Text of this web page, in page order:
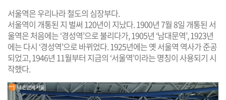
포
털
L
복
사
하
기
게
변
경
하
기
게
변
경
하
기
서울역은 우리나라 철도의 심장부다.
서울역이 개통된 지 벌써 120년이 지났다. 1900년 7월 8일 개통된 서
울역은 처음에는 ‘경성역’으로 불리다가, 1905년 ‘남대문역’, 1923년
에는 다시 ‘경성역’으로 바뀌었다. 1925년에는 옛 서울역 역사가 준공
되었고, 1946년 11월부터 지금의 ‘서울역’이라는 명칭이 사용되기 시
작했다.